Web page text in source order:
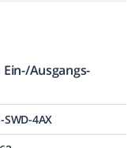
Ausgangs-
SWD-4AX